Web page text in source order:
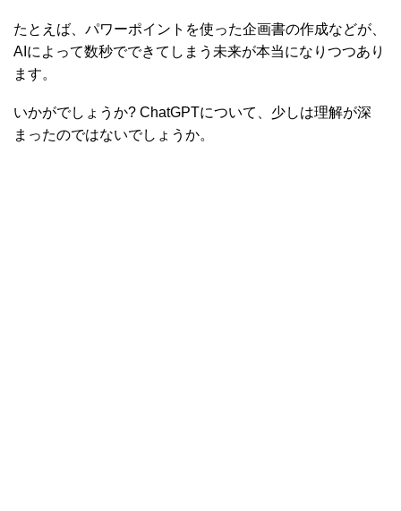
たとえば、パワーポイントを使った企画書の作成などが、
AIによって数秒でできてしまう未来が本当になりつつあり
ます。
いかがでしょうか? ChatGPTについて、少しは理解が深
まったのではないでしょうか。